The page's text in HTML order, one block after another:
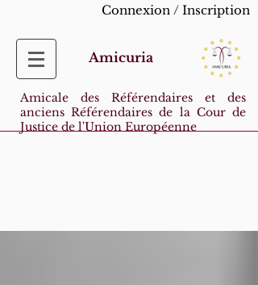
Connexion / Inscription
Amicuria
Amicale des Référendaires et des
anciens Référendaires de la Cour de
Justice de l'Union Européenne